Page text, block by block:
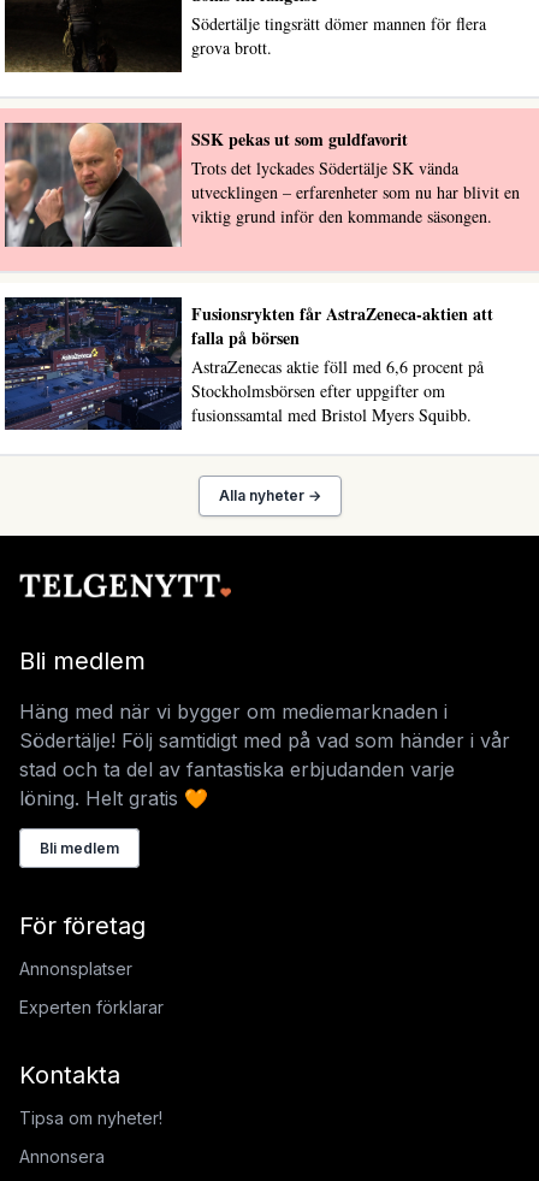
Södertälje tingsrätt dömer mannen för flera
grova brott.
SSK pekas ut som guldfavorit
Trots det lyckades Södertälje SK vända
utvecklingen – erfarenheter som nu har blivit en
viktig grund inför den kommande säsongen.
Fusionsrykten får AstraZeneca-aktien att
falla på börsen
AstraZenecas aktie föll med 6,6 procent på
Stockholmsbörsen efter uppgifter om
fusionssamtal med Bristol Myers Squibb.
Alla nyheter →
Bli medlem
Häng med när vi bygger om mediemarknaden i
Södertälje! Följ samtidigt med på vad som händer i vår
stad och ta del av fantastiska erbjudanden varje
löning. Helt gratis 🧡
Bli medlem
För företag
Annonsplatser
Experten förklarar
Kontakta
Tipsa om nyheter!
Annonsera